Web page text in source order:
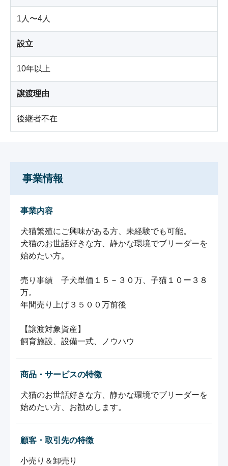
1人〜4人
設立
10年以上
譲渡理由
後継者不在
事業情報
事業内容
犬猫繁殖にご興味がある方、未経験でも可能。
犬猫のお世話好きな方、静かな環境でブリーダーを
始めたい方。
売り事績　子犬単価１５－３０万、子猫１０ー３８
万。
年間売り上げ３５００万前後
【譲渡対象資産】
飼育施設、設備一式、ノウハウ
商品・サービスの特徴
犬猫のお世話好きな方、静かな環境でブリーダーを
始めたい方、お勧めします。
顧客・取引先の特徴
小売り＆卸売り